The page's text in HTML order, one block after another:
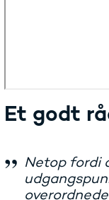
Et godt
Netop fordi